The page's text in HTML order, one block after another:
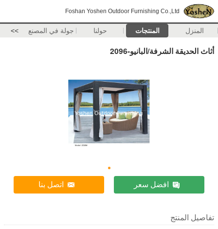
Foshan Yoshen Outdoor Furnishing Co.,Ltd
المنزل المنتجات حولنا جولة في المصنع >>
أثاث الحديقة الشرفة/البانيو-2096
افضل سعر اتصل بنا
تفاصيل المنتج